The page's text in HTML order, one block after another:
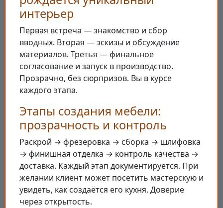
интерьер
Первая встреча — знакомство и сбор
вводных. Вторая — эскизы и обсуждение
материалов. Третья — финальное
согласование и запуск в производство.
Прозрачно, без сюрпризов. Вы в курсе
каждого этапа.
Этапы создания мебели:
прозрачность и контроль
Раскрой → фрезеровка → сборка → шлифовка
→ финишная отделка → контроль качества →
доставка. Каждый этап документируется. При
желании клиент может посетить мастерскую и
увидеть, как создаётся его кухня. Доверие
через открытость.